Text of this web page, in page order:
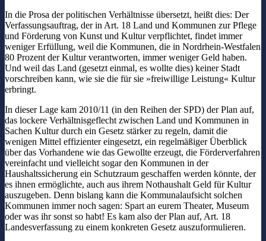
In die Prosa der politischen Verhältnisse übersetzt, heißt dies: Der
Verfassungsauftrag, der in Art. 18 Land und Kommunen zur Pflege
und Förderung von Kunst und Kultur verpflichtet, findet immer
weniger Erfüllung, weil die Kommunen, die in Nordrhein-Westfalen
80 Prozent der Kultur verantworten, immer weniger Geld haben.
Und weil das Land (gesetzt einmal, es wollte dies) keiner Stadt
vorschreiben kann, wie sie die für sie »freiwillige Leistung« Kultur
erbringt.
In dieser Lage kam 2010/11 (in den Reihen der SPD) der Plan auf,
das lockere Verhältnisgeflecht zwischen Land und Kommunen in
Sachen Kultur durch ein Gesetz stärker zu regeln, damit die
wenigen Mittel effizienter eingesetzt, ein regelmäßiger Überblick
über das Vorhandene wie das Gewollte erzeugt, die Förderverfahren
vereinfacht und vielleicht sogar den Kommunen in der
Haushaltssicherung ein Schutzraum geschaffen werden könnte, der
es ihnen ermöglichte, auch aus ihrem Nothaushalt Geld für Kultur
auszugeben. Denn bislang kann die Kommunalaufsicht solchen
Kommunen immer noch sagen: Spart an eurem Theater, Museum
oder was ihr sonst so habt! Es kam also der Plan auf, Art. 18
Landesverfassung zu einem konkreten Gesetz auszuformulieren.